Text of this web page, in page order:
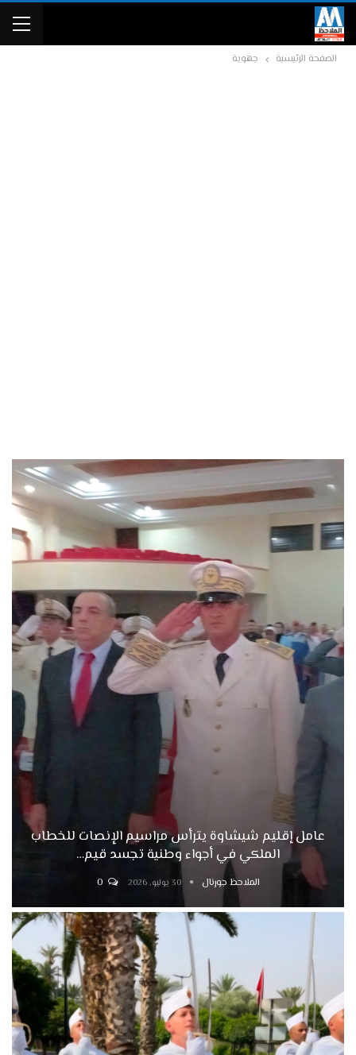
الصفحة الرئيسية جهوية
عامل إقليم شيشاوة يترأس مراسيم الإنصات للخطاب
الملكي في أجواء وطنية تجسد قيم…
الملاحظ جورنال 30 يوليو, 2026